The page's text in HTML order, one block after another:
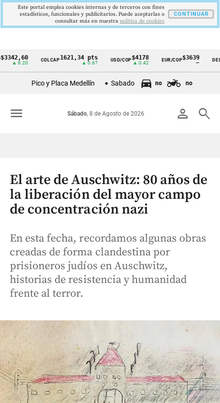
Cintillo
Colombia
COLCAP1621,34 pts USD/COP$4178
▲ 0.42
EUR/COP$3639
—
Pico y Placa Medellín Sabado no no
person search
Sábado, 8 de Agosto de 2026
menu
El arte de Auschwitz: 80 años de
la liberación del mayor campo
de concentración nazi
En esta fecha, recordamos algunas obras
creadas de forma clandestina por
prisioneros judíos en Auschwitz,
historias de resistencia y humanidad
frente al terror.
Este portal emplea cookies internas y de terceros con fines
estadísticos, funcionales y publicitarios. Puede aceptarlas o
consultar más en nuestra politica de cookies
CONTINUAR